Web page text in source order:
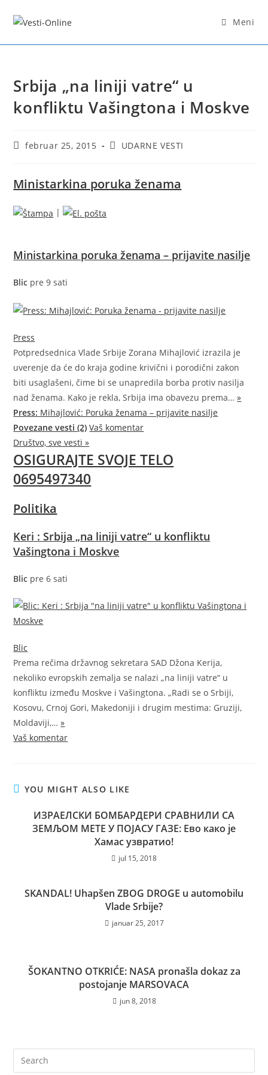
Meni
Srbija „na liniji vatre“ u
konfliktu Vašingtona i Moskve
Postfebruar 25, 2015
PostUDARNE VESTI
Ministarkina poruka ženama
|
Ministarkina poruka ženama – prijavite nasilje
Blic pre 9 sati
Press
Potpredsednica Vlade Srbije Zorana Mihajlović izrazila je
uverenje da će do kraja godine krivični i porodični zakon
biti usaglašeni, čime bi se unapredila borba protiv nasilja
nad ženama. Kako je rekla, Srbija ima obavezu prema…»
Press: Mihajlović: Poruka ženama – prijavite nasilje
Povezane vesti (2) Vaš komentar
Društvo, sve vesti »
OSIGURAJTE SVOJE TELO
0695497340
Politika
Keri : Srbija „na liniji vatre“ u konfliktu
Vašingtona i Moskve
Blic pre 6 sati
Blic
Prema rečima državnog sekretara SAD Džona Kerija,
nekoliko evropskih zemalja se nalazi „na liniji vatre“ u
konfliktu između Moskve i Vašingtona. „Radi se o Srbiji,
Kosovu, Crnoj Gori, Makedoniji i drugim mestima: Gruziji,
Moldaviji,…»
Vaš komentar
YOU MIGHT ALSO LIKE
ИЗРАЕЛСКИ БОМБАРДЕРИ СРАВНИЛИ СА
ЗЕМЉОМ МЕТЕ У ПОЈАСУ ГАЗЕ: Ево како је
Хамас узвратио!
jul 15, 2018
SKANDAL! Uhapšen ZBOG DROGE u automobilu
Vlade Srbije?
januar 25, 2017
ŠOKANTNO OTKRIĆE: NASA pronašla dokaz za
postojanje MARSOVACA
jun 8, 2018